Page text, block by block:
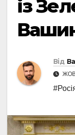
із
Від
ЖОВ